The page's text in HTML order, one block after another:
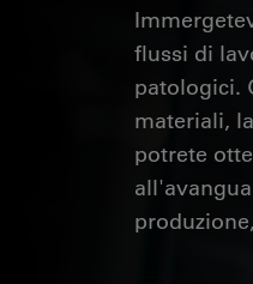
flussi di
patologici.
materiali,
potrete